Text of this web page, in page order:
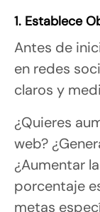
1. Establece
Antes de
en redes
claros y
¿Quieres
web?
¿Aumentar
porcentaje
metas